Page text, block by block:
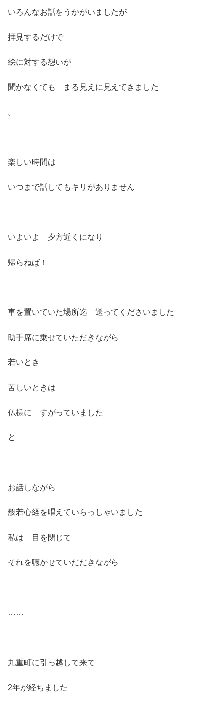
いろんなお話をうかがいましたが
拝見するだけで
絵に対する想いが
聞かなくても まる見えに見えてきました
。
楽しい時間は
いつまで話してもキリがありません
いよいよ 夕方近くになり
帰らねば！
車を置いていた場所迄 送ってくださいました
助手席に乗せていただきながら
若いとき
苦しいときは
仏様に すがっていました
と
お話しながら
般若心経を唱えていらっしゃいました
私は 目を閉じて
それを聴かせていだだきながら
……
九重町に引っ越して来て
2年が経ちました